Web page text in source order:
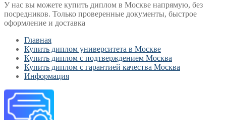
У нас вы можете купить диплом в Москве напрямую, без
посредников. Только проверенные документы, быстрое
оформление и доставка
Главная
Купить диплом университета в Москве
Купить диплом с подтверждением Москва
Купить диплом с гарантией качества Москва
Информация